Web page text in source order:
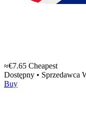
≈€7.65 Cheapest
Dostępny • Sprzedawca
Buy